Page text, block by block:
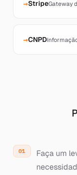
StripeGateway
CNPD
Faça um